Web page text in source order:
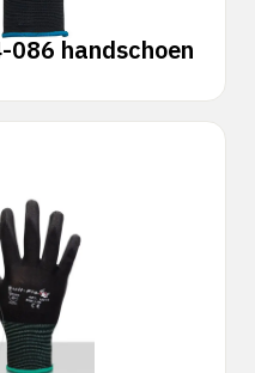
086 handschoen